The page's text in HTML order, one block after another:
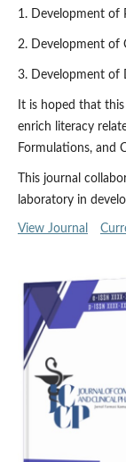
1. Development of
2. Development of
3. Development of
It is hoped that
enrich literacy
Formulations, and
This journal
laboratory in
View Journal